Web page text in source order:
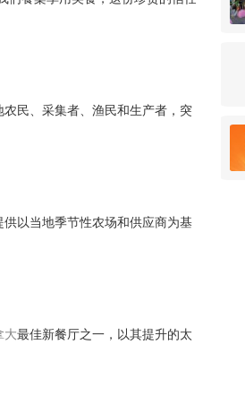
民、采集者、渔民和生产者，突
以当地季节性农场和供应商为基
大最佳新餐厅之一，以其提升的太